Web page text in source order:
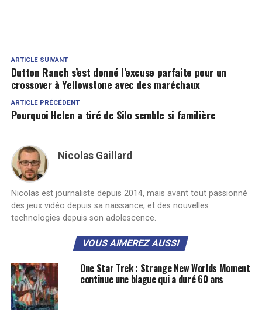
ARTICLE SUIVANT
Dutton Ranch s’est donné l’excuse parfaite pour un
crossover à Yellowstone avec des maréchaux
ARTICLE PRÉCÉDENT
Pourquoi Helen a tiré de Silo semble si familière
Nicolas Gaillard
Nicolas est journaliste depuis 2014, mais avant tout passionné
des jeux vidéo depuis sa naissance, et des nouvelles
technologies depuis son adolescence.
VOUS AIMEREZ AUSSI
One Star Trek : Strange New Worlds Moment
continue une blague qui a duré 60 ans